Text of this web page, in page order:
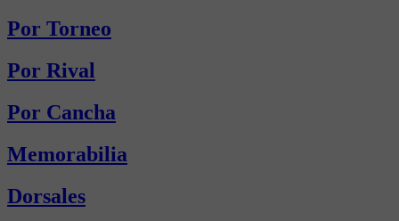
Por Torneo
Por Rival
Por Cancha
Memorabilia
Dorsales